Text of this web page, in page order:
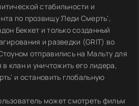
стабильности и
по прозвищу 'Леди Смерть',
Беккет и только созданный
и разведки (GRIT) во
отправились на Мальту для
клан и уничтожить его лидера,
и остановить глобальную
может смотреть фильм